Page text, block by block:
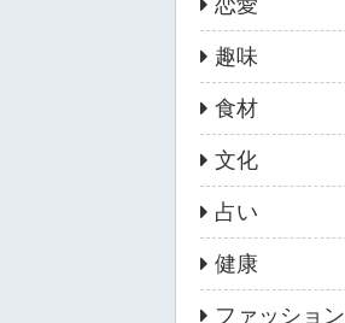
恋愛
趣味
食材
文化
占い
健康
ファッション